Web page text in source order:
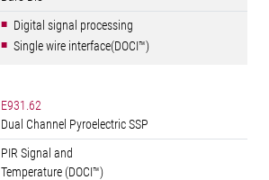
Digital signal processing
Single wire interface(DOCI™)
E931.62
Dual Channel Pyroelectric SSP
PIR Signal and
Temperature (DOCI™)